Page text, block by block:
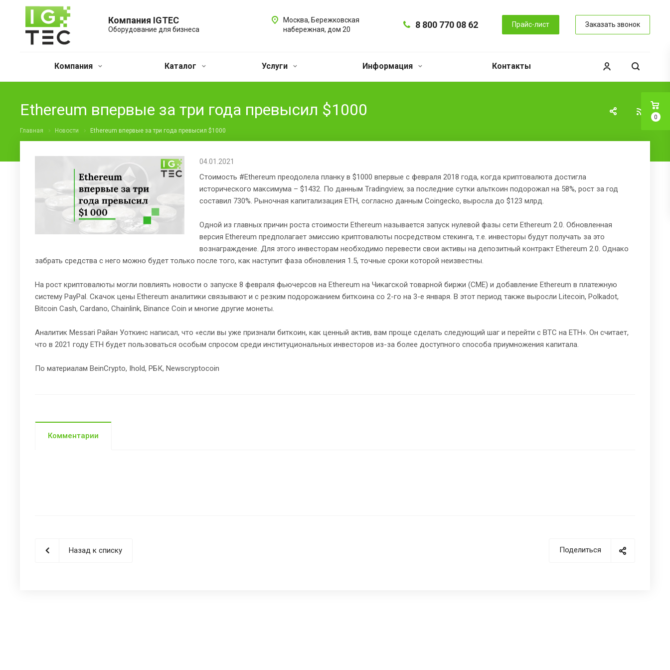
Компания IGTEC
Оборудование для бизнеса 8 800 770 08 62 Прайс-лист Заказать звонок
Москва, Бережковская
набережная, дом 20
Компания Каталог Услуги Информация Контакты
Ethereum впервые за три года превысил $1000
Главная Новости Ethereum впервые за три года превысил $1000
04.01.2021
Стоимость #Ethereum преодолела планку в $1000 впервые с февраля 2018 года, когда криптовалюта достигла
исторического максимума – $1432. По данным Tradingview, за последние сутки альткоин подорожал на 58%, рост за год
составил 730%. Рыночная капитализация ETH, согласно данным Coingecko, выросла до $123 млрд.
Одной из главных причин роста стоимости Ethereum называется запуск нулевой фазы сети Ethereum 2.0. Обновленная
версия Ethereum предполагает эмиссию криптовалюты посредством стекинга, т.е. инвесторы будут получать за это
вознаграждение. Для этого инвесторам необходимо перевести свои активы на депозитный контракт Ethereum 2.0. Однако
забрать средства с него можно будет только после того, как наступит фаза обновления 1.5, точные сроки которой неизвестны.
На рост криптовалюты могли повлиять новости о запуске 8 февраля фьючерсов на Ethereum на Чикагской товарной биржи (CME) и добавление Ethereum в платежную
систему PayPal. Скачок цены Ethereum аналитики связывают и с резким подорожанием биткоина со 2-го на 3-е января. В этот период также выросли Litecoin, Polkadot,
Bitcoin Cash, Cardano, Chainlink, Binance Coin и многие другие монеты.
Аналитик Messari Райан Уоткинс написал, что «если вы уже признали биткоин, как ценный актив, вам проще сделать следующий шаг и перейти с BTC на ETH». Он считает,
что в 2021 году ETH будет пользоваться особым спросом среди институциональных инвесторов из-за более доступного способа приумножения капитала.
По материалам BeinCrypto, Ihold, РБК, Newscryptocoin
Комментарии
Поделиться
Назад к списку
0